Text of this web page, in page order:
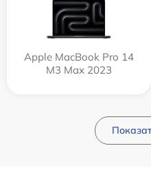
Apple MacBook Pro 14
M3 Max 2023